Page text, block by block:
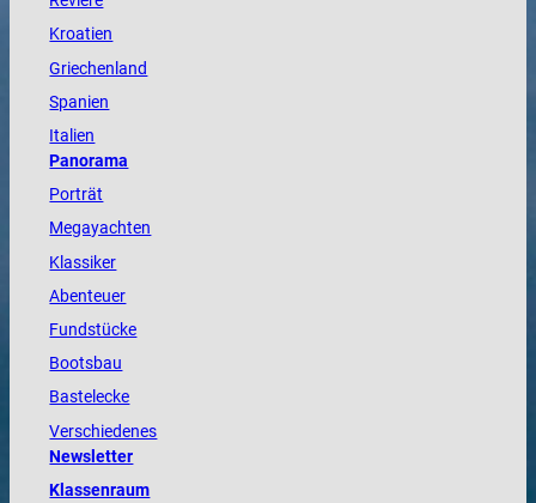
Kroatien
Griechenland
Spanien
Italien
Panorama
Porträt
Megayachten
Klassiker
Abenteuer
Fundstücke
Bootsbau
Bastelecke
Verschiedenes
Newsletter
Klassenraum